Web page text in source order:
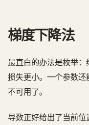
梯度下降法
最直白的办法是枚举
损失更小。一个参数
不可用了。
导数正好给出了当前